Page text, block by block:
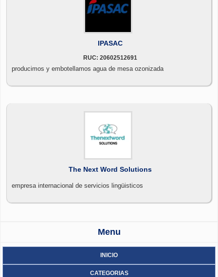
IPASAC
RUC: 20602512691
producimos y embotellamos agua de mesa ozonizada
The Next Word Solutions
empresa internacional de servicios lingüisticos
Menu
INICIO
CATEGORIAS